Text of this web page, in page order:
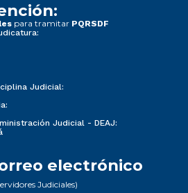
para tramitar PQRSDF
Judicial:
Judicial - DEAJ:
electrónico
Judiciales)